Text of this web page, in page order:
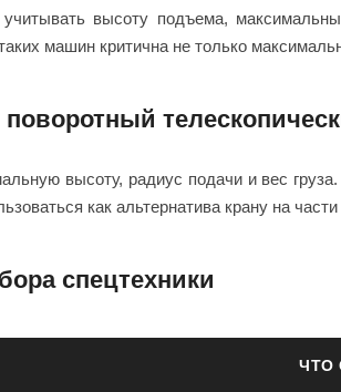
высоту подъема,
машин критична не только
высоту, радиус подачи и вес
как альтернатива крану на
спецтехники
ЧТО